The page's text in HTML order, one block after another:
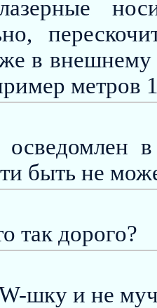
в внешнему
метров
быть не
так дорого?
шку и не